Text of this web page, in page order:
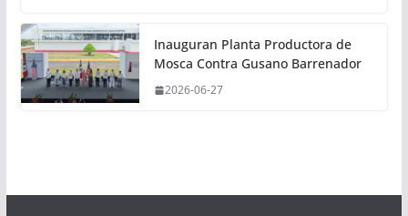
Inauguran Planta Productora de
Mosca Contra Gusano Barrenador
2026-06-27